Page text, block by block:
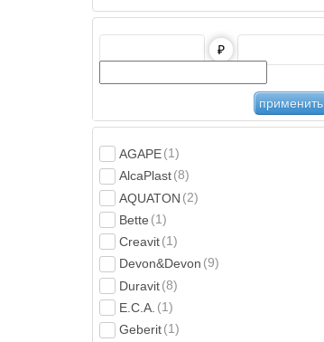
₽
применить
AGAPE(1)
AlcaPlast(8)
AQUATON (2)
Bette (1)
Creavit(1)
Devon&Devon (9)
Duravit(8)
E.C.A. (1)
Geberit(1)